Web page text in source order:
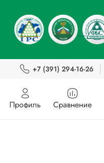
+7 (391) 294-16-26
Профиль Сравнение